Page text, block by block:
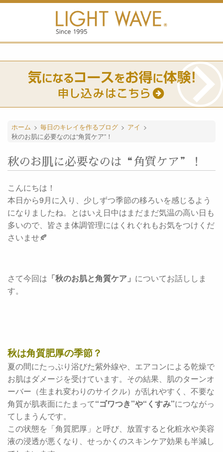
ホーム > 毎日のキレイを作るブログ > アイ >
秋のお肌に必要なのは“角質ケア”！
秋のお肌に必要なのは“角質ケア”！
こんにちは！
本日から9月に入り、少しずつ季節の移ろいを感じるよう
になりましたね。とはいえ日中はまだまだ気温の高い日も
多いので、皆さま体調管理にはくれぐれもお気をつけくだ
さいませ🍂
さて今回は 「秋のお肌と角質ケア」 についてお話ししま
す。
秋は角質肥厚の季節？
夏の間にたっぷり浴びた紫外線や、エアコンによる乾燥で
お肌はダメージを受けています。その結果、肌のターンオ
ーバー（生まれ変わりのサイクル）が乱れやすく、不要な
角質が肌表面にたまって“ゴワつき”や“くすみ”につながっ
てしまうんです。
この状態を「角質肥厚」と呼び、放置すると化粧水や美容
液の浸透が悪くなり、せっかくのスキンケア効果も半減し